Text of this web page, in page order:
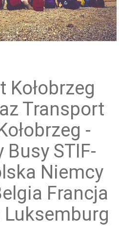
zorganizowanych
Kołobrzeg
Transport
-
Busy STIF-
Niemcy
Francja